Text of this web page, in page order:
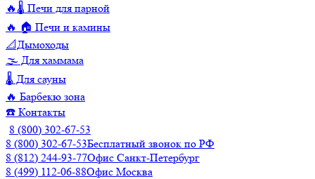
🔥🌡️ Печи для парной
🔥 🏠 Печи и камины
📐Дымоходы
🌫️ Для хаммама
🌡️ Для сауны
🔥 Барбекю зона
☎️ Контакты
8 (800) 302-67-53
8 (800) 302-67-53Бесплатный звонок по РФ
8 (812) 244-93-77Офис Санкт-Петербург
8 (499) 112-06-88Офис Москва